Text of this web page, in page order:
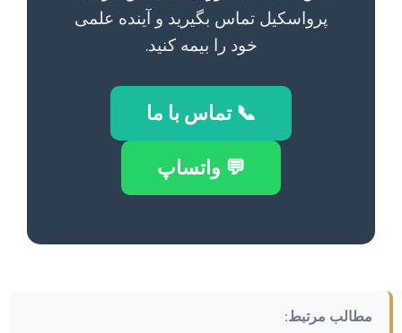
پرواسکیل تماس بگیرید و آینده علمی
خود را بیمه کنید.
📞 تماس با ما
💬 واتساپ
مطالب مرتبط: